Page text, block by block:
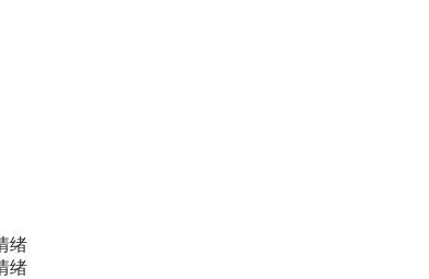
绪
绪